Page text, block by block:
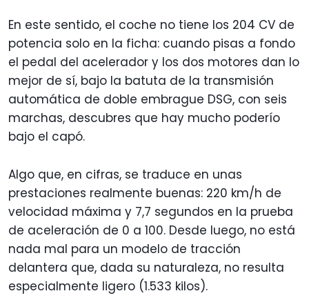
En este sentido, el coche no tiene los 204 CV de
potencia solo en la ficha: cuando pisas a fondo
el pedal del acelerador y los dos motores dan lo
mejor de sí, bajo la batuta de la transmisión
automática de doble embrague DSG, con seis
marchas, descubres que hay mucho poderío
bajo el capó.
Algo que, en cifras, se traduce en unas
prestaciones realmente buenas: 220 km/h de
velocidad máxima y 7,7 segundos en la prueba
de aceleración de 0 a 100. Desde luego, no está
nada mal para un modelo de tracción
delantera que, dada su naturaleza, no resulta
especialmente ligero (1.533 kilos).